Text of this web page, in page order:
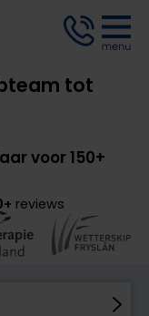
tot
voor 150+
+ reviews